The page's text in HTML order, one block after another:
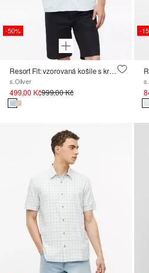
-50%
Resort Fit: vzorovaná košile s krátkým rukávem, z viskózové směsi
s.Oliver
499,00 Kč999,00 Kč
-